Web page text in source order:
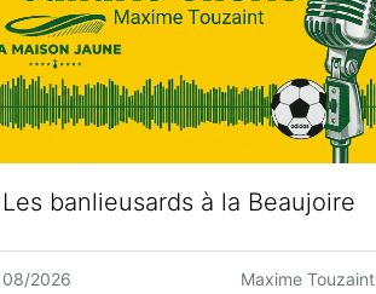
Les banlieusards à la Beaujoire
08/2026 Maxime Touzaint